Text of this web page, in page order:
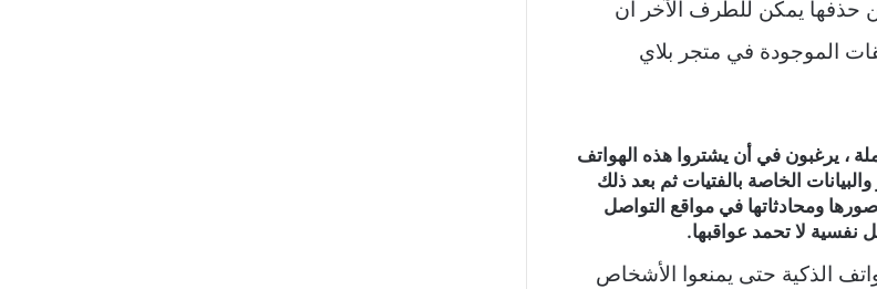
حذفها يمكن للطرف الآخر أن
الموجودة في متجر بلاي
، يرغبون في أن يشتروا هذه الهواتف
الخاصة بالفتيات ثم بعد ذلك
ومحادثاتها في مواقع التواصل
لا تحمد عواقبها.
الذكية حتى يمنعوا الأشخاص